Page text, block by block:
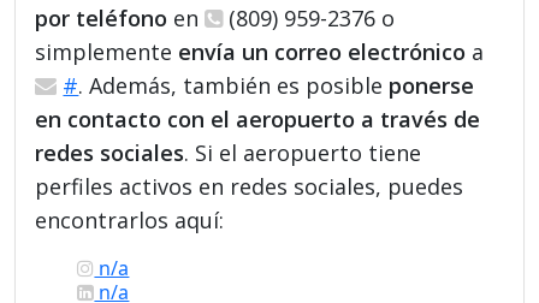
por teléfono en
(809) 959-2376 o
simplemente envía un correo electrónico a
#. Además, también es posible ponerse
en contacto con el aeropuerto a través de
redes sociales. Si el aeropuerto tiene
perfiles activos en redes sociales, puedes
encontrarlos aquí:
n/a
n/a